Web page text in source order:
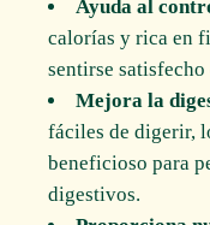
Ayuda al
calorías y rica en
sentirse
Mejora la
fáciles de digerir,
beneficioso para
digestivos.